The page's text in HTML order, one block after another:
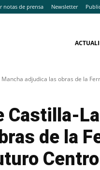
notas de prensa Newsletter
adjudica las obras de la
Castilla-
de la